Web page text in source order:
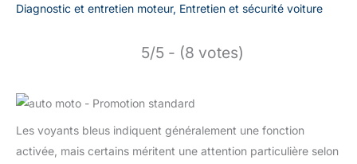
Diagnostic et entretien moteur, Entretien et sécurité voiture
5/5 - (8 votes)
Les voyants bleus indiquent généralement une fonction
activée, mais certains méritent une attention particulière selon